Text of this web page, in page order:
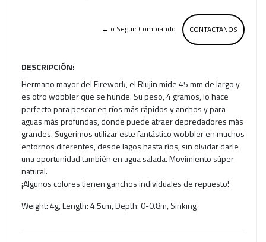
CONTACTANOS
← o Seguir Comprando
DESCRIPCIÓN:
Hermano mayor del Firework, el Riujin mide 45 mm de largo y
es otro wobbler que se hunde. Su peso, 4 gramos, lo hace
perfecto para pescar en ríos más rápidos y anchos y para
aguas más profundas, donde puede atraer depredadores más
grandes. Sugerimos utilizar este fantástico wobbler en muchos
entornos diferentes, desde lagos hasta ríos, sin olvidar darle
una oportunidad también en agua salada. Movimiento súper
natural.
¡Algunos colores tienen ganchos individuales de repuesto!
Weight: 4g, Length: 4.5cm, Depth: 0-0.8m, Sinking